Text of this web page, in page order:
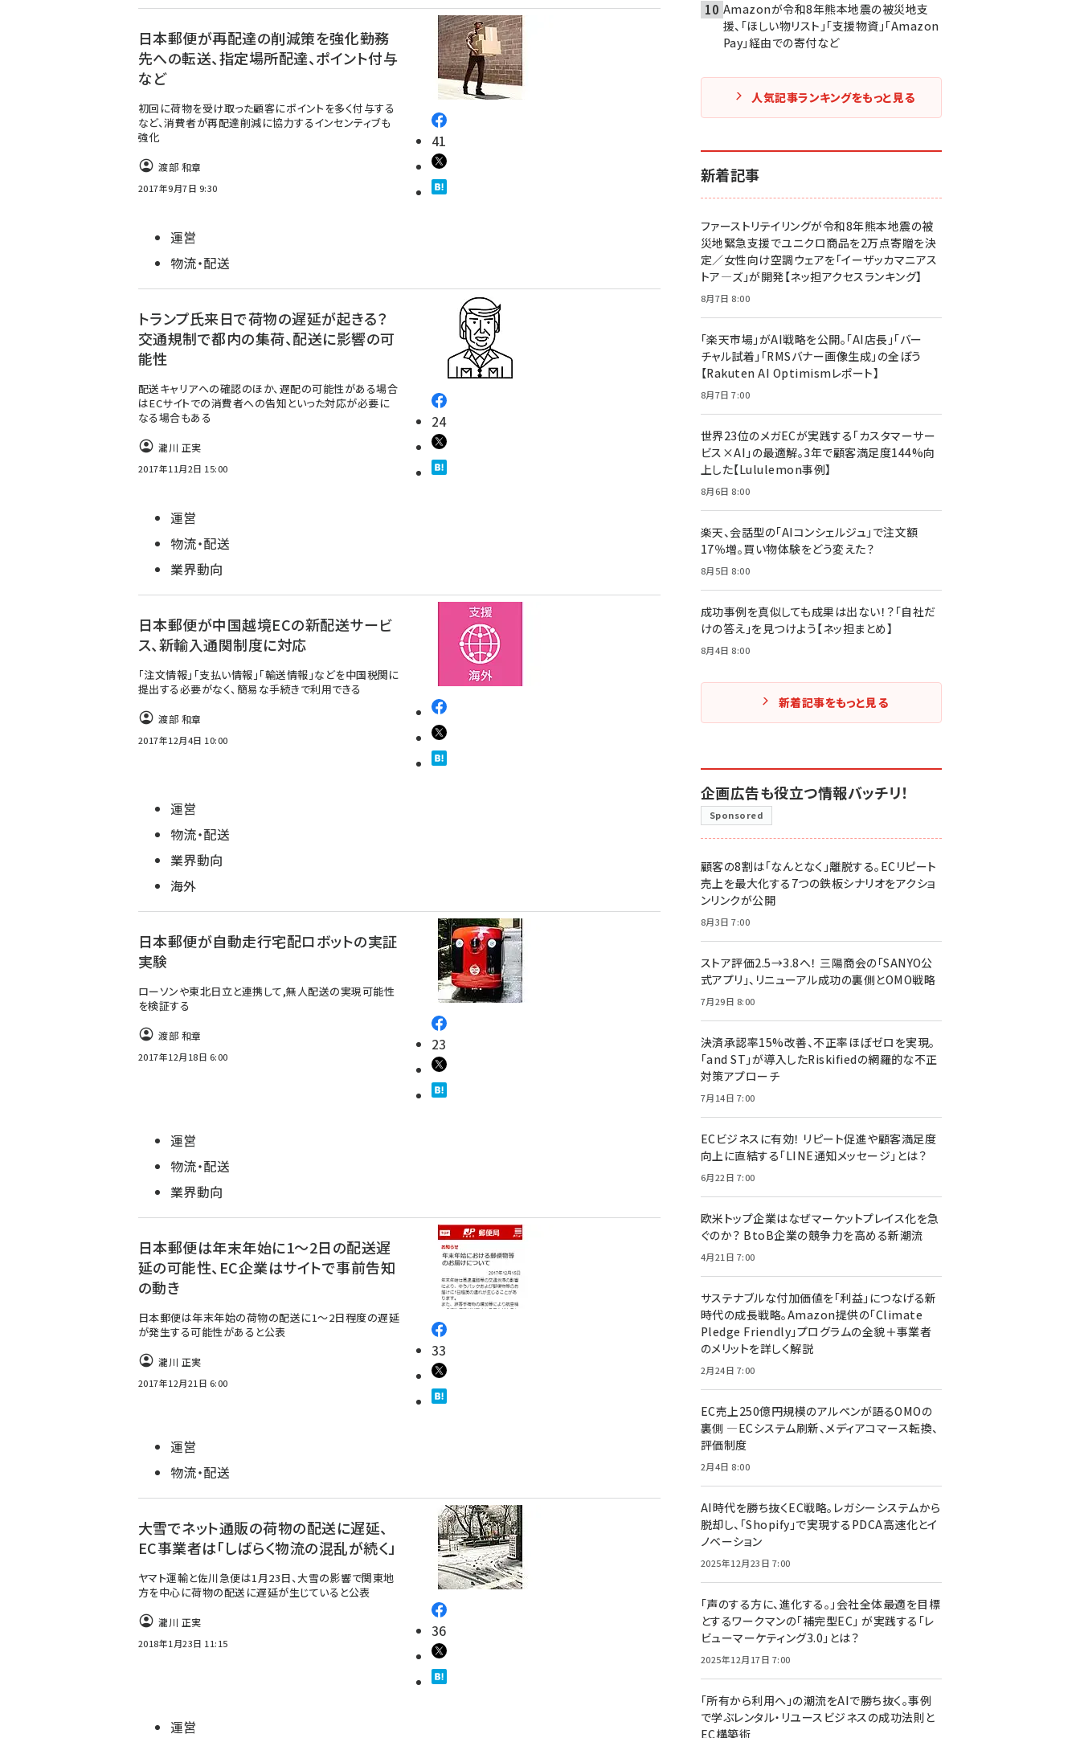
日本郵便が再配達の削減策を強化――勤務
先への転送、指定場所配達、ポイント付与
など
初回に荷物を受け取った顧客にポイントを多く付与する
など、消費者が再配達削減に協力するインセンティブも
強化
渡部 和章
2017年9月7日 9:30
41
運営
物流・配送
トランプ氏来日で荷物の遅延が起きる？
交通規制で都内の集荷、配送に影響の可
能性
配送キャリアへの確認のほか、遅配の可能性がある場合
はECサイトでの消費者への告知といった対応が必要に
なる場合もある
瀧川 正実
2017年11月2日 15:00
24
運営
物流・配送
業界動向
日本郵便が中国越境ECの新配送サービ
ス、新輸入通関制度に対応
「注文情報」「支払い情報」「輸送情報」などを中国税関に
提出する必要がなく、簡易な手続きで利用できる
渡部 和章
2017年12月4日 10:00
運営
物流・配送
業界動向
海外
日本郵便が自動走行宅配ロボットの実証
実験
ローソンや東北日立と連携して,無人配送の実現可能性
を検証する
渡部 和章
2017年12月18日 6:00
23
運営
物流・配送
業界動向
日本郵便は年末年始に1～2日の配送遅
延の可能性、EC企業はサイトで事前告知
の動き
日本郵便は年末年始の荷物の配送に1～2日程度の遅延
が発生する可能性があると公表
瀧川 正実
2017年12月21日 6:00
33
運営
物流・配送
大雪でネット通販の荷物の配送に遅延、
EC事業者は「しばらく物流の混乱が続く」
ヤマト運輸と佐川急便は1月23日、大雪の影響で関東地
方を中心に荷物の配送に遅延が生じていると公表
瀧川 正実
2018年1月23日 11:15
36
運営
Amazonが令和8年熊本地震の被災地支
援、「ほしい物リスト」「支援物資」「Amazon
Pay」経由での寄付など
人気記事ランキングをもっと見る
新着記事
ファーストリテイリングが令和8年熊本地震の被
災地緊急支援でユニクロ商品を2万点寄贈を決
定／女性向け空調ウェアを「イーザッカマニアス
トア―ズ」が開発【ネッ担アクセスランキング】
8月7日 8:00
「楽天市場」がAI戦略を公開。「AI店長」「バー
チャル試着」「RMSバナー画像生成」の全ぼう
【Rakuten AI Optimismレポート】
8月7日 7:00
世界23位のメガECが実践する「カスタマーサー
ビス×AI」の最適解。3年で顧客満足度144%向
上した【Lululemon事例】
8月6日 8:00
楽天、会話型の「AIコンシェルジュ」で注文額
17％増。買い物体験をどう変えた？
8月5日 8:00
成功事例を真似しても成果は出ない！？「自社だ
けの答え」を見つけよう【ネッ担まとめ】
8月4日 8:00
新着記事をもっと見る
企画広告も役立つ情報バッチリ！
Sponsored
顧客の8割は「なんとなく」離脱する。ECリピート
売上を最大化する7つの鉄板シナリオをアクショ
ンリンクが公開
8月3日 7:00
ストア評価2.5→3.8へ！ 三陽商会の「SANYO公
式アプリ」、リニューアル成功の裏側とOMO戦略
7月29日 8:00
決済承認率15%改善、不正率ほぼゼロを実現。
「and ST」が導入したRiskifiedの網羅的な不正
対策アプローチ
7月14日 7:00
ECビジネスに有効！ リピート促進や顧客満足度
向上に直結する「LINE通知メッセージ」とは？
6月22日 7:00
欧米トップ企業はなぜマーケットプレイス化を急
ぐのか？ BtoB企業の競争力を高める新潮流
4月21日 7:00
サステナブルな付加価値を「利益」につなげる新
時代の成長戦略。Amazon提供の「Climate
Pledge Friendly」プログラムの全貌＋事業者
のメリットを詳しく解説
2月24日 7:00
EC売上250億円規模のアルペンが語るOMOの
裏側 ―ECシステム刷新、メディアコマース転換、
評価制度
2月4日 8:00
AI時代を勝ち抜くEC戦略。レガシーシステムから
脱却し、「Shopify」で実現するPDCA高速化とイ
ノベーション
2025年12月23日 7:00
「声のする方に、進化する。」会社全体最適を目標
とするワークマンの「補完型EC」 が実践する「レ
ビューマーケティング3.0」とは？
2025年12月17日 7:00
「所有から利用へ」の潮流をAIで勝ち抜く。事例
で学ぶレンタル・リユースビジネスの成功法則と
EC構築術